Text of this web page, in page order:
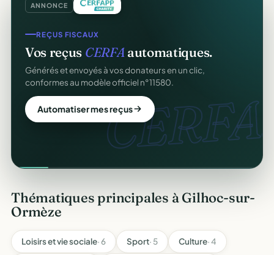
ANNONCE
CERFA.
REÇUS FISCAUX
Vos reçus CERFAautomatiques.
Générés et envoyés à vos donateurs en un clic,
conformes au modèle officiel n°11580.
Automatiser mes reçus
Thématiques principales à Gilhoc-sur-
Ormèze
Loisirs et vie sociale· 6 Sport· 5 Culture· 4